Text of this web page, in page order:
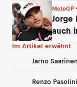
MotoGP
Jorge
auch
Im Artikel erwähnt
Jarno Saarinen
Renzo Pasolini